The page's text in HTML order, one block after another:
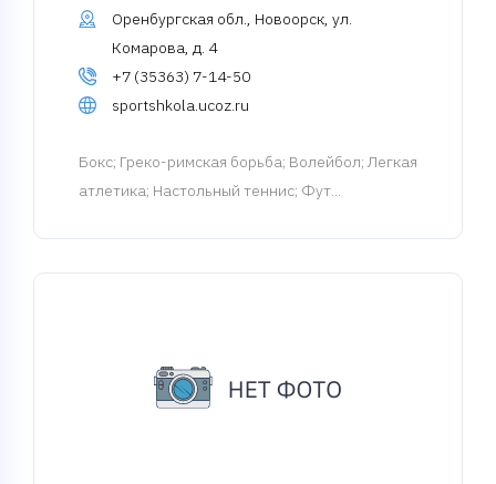
Оренбургская обл., Новоорск, ул.
Комарова, д. 4
+7 (35363) 7-14-50
sportshkola.ucoz.ru
Бокс; Греко-римская борьба; Волейбол; Легкая
атлетика; Настольный теннис; Фут...